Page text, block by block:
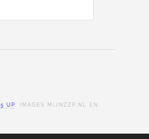
UP. IMAGES MIJNZZP.NL EN